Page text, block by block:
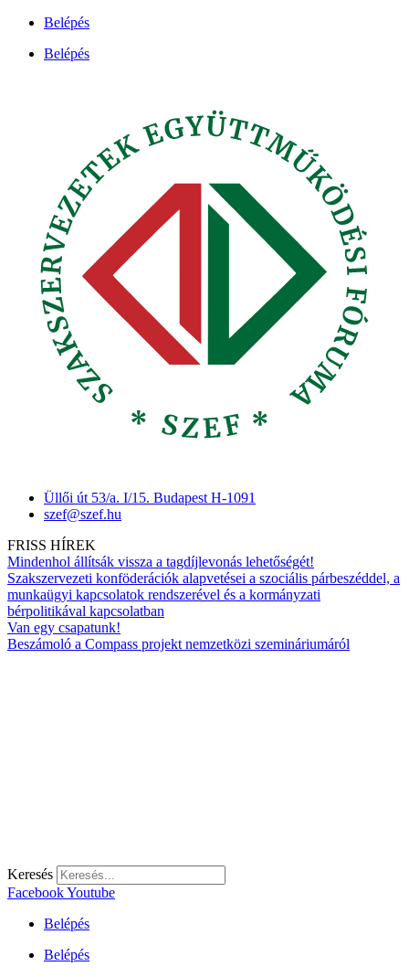
Ugrás
tartalomhoz
Belépés
Belépés
Üllői út 53/a. I/15. Budapest H-1091
szef@szef.hu
FRISS HÍREK
Mindenhol állítsák vissza a tagdíjlevonás lehetőségét!
Szakszervezeti konföderációk alapvetései a szociális párbeszéddel, a
munkaügyi kapcsolatok rendszerével és a kormányzati
bérpolitikával kapcsolatban
Van egy csapatunk!
Beszámoló a Compass projekt nemzetközi szemináriumáról
Keresés
FacebookYoutube
Belépés
Belépés